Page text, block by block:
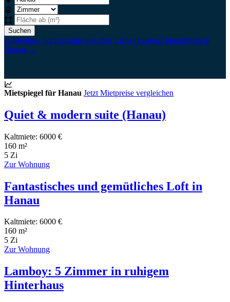
Suchen
Kostenlose Suchanzeige erstellen Lieber kaufen? Immobilien in
Hanau →
Mietspiegel für Hanau Jetzt Mietpreise vergleichen
Quiet & modern suite (Hanau)
Kaltmiete: 6000 €
160 m²
5 Zi
Zur Wohnung
Fantastisches und gemütliches Loft in
Hanau
Kaltmiete: 6000 €
160 m²
5 Zi
Zur Wohnung
Lamboy: 5 Zimmer in ruhigem
Hinterhaus